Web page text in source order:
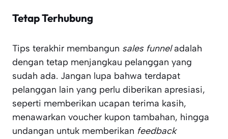
Tetap Terhubung
Tips terakhir membangun sales funneladalah
dengan tetap menjangkau pelanggan yang
sudah ada. Jangan lupa bahwa terdapat
pelanggan lain yang perlu diberikan apresiasi,
seperti memberikan ucapan terima kasih,
menawarkan voucher kupon tambahan, hingga
undangan untuk memberikan feedback